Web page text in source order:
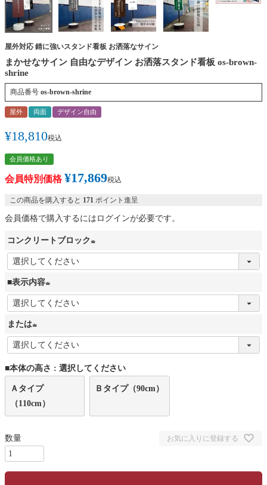
屋外対応 錆に強いスタンド看板 お洒落なサイン
まかせなサイン 自由なデザイン お洒落スタンド看板 os-brown-
shrine
商品番号 os-brown-shrine
屋外 両面 デザイン自由
¥18,810税込
会員価格あり
会員特別価格 ¥17,869税込
この商品を購入すると 171 ポイント進呈
会員価格で購入するにはログインが必要です。
コンクリートブロック
■表示内容
(
)
または
須
)
■本体の高さ 選択してください
Ａタイプ
（110cm）
Ｂタイプ（90cm）
お気に入りに登録する